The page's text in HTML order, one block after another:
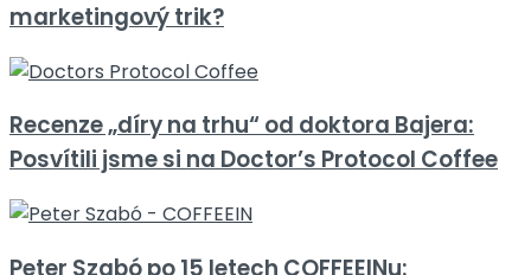
marketingový trik?
Recenze „díry na trhu“ od doktora Bajera:
Posvítili jsme si na Doctor’s Protocol Coffee
Peter Szabó po 15 letech COFFEEINu: